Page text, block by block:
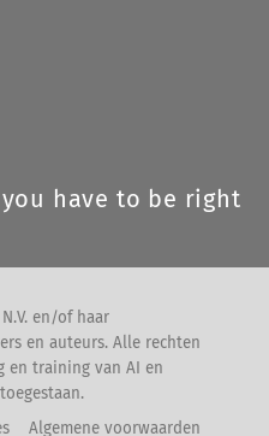
have to be right
en/of haar
en auteurs. Alle rechten
en training van AI en
Algemene voorwaarden